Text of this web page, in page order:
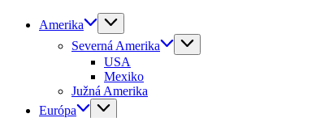
Amerika
Severná Amerika
USA
Mexiko
Južná Amerika
Európa